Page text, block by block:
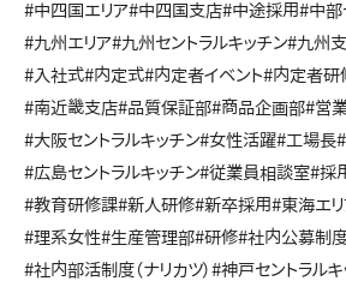
#中四国エリア#中四国支店#中途採用#中部
#九州エリア#九州セントラルキッチン#九州
#入社式#内定式#内定者イベント#内定者研
#南近畿支店#品質保証部#商品企画部#営
#大阪セントラルキッチン#女性活躍#工場長
#広島セントラルキッチン#従業員相談室#採
#教育研修課#新人研修#新卒採用#東海エ
#理系女性#生産管理部#研修#社内公募制
#社内部活制度（ナリカツ） #神戸セントラルキ